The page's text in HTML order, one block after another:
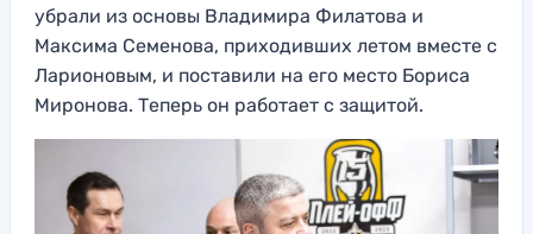
убрали из основы Владимира Филатова и
Максима Семенова, приходивших летом вместе с
Ларионовым, и поставили на его место Бориса
Миронова. Теперь он работает с защитой.